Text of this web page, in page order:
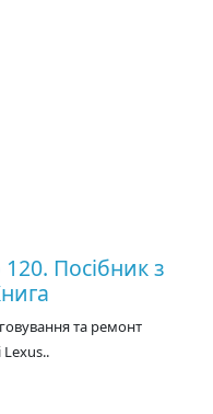
Посібник з
та ремонт
Lexus..